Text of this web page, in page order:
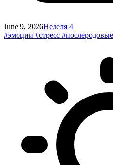
June 9, 2026Неделя 4
#эмоции #стресс